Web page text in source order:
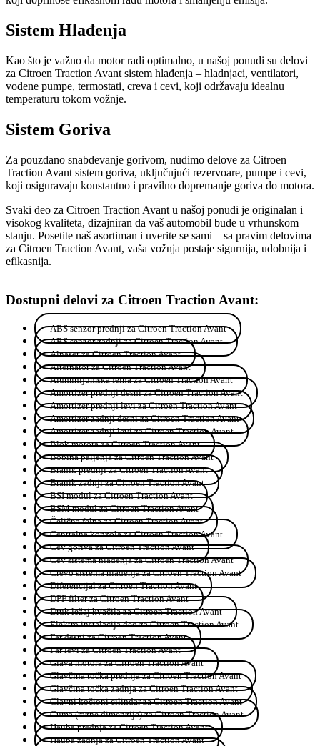
Sistem Hlađenja
Kao što je važno da motor radi optimalno, u našoj ponudi su delovi
za Citroen Traction Avant sistem hlađenja – hladnjaci, ventilatori,
vodene pumpe, termostati, creva i cevi, koji održavaju idealnu
temperaturu tokom vožnje.
Sistem Goriva
Za pouzdano snabdevanje gorivom, nudimo delove za Citroen
Traction Avant sistem goriva, uključujući rezervoare, pumpe i cevi,
koji osiguravaju konstantno i pravilno dopremanje goriva do motora.
Svaki deo za Citroen Traction Avant u našoj ponudi je originalan i
visokog kvaliteta, dizajniran da vaš automobil bude u vrhunskom
stanju. Posetite naš asortiman i uverite se sami – sa pravim delovima
za Citroen Traction Avant, vaša vožnja postaje sigurnija, udobnija i
efikasnija.
Dostupni delovi za Citroen Traction Avant:
ABS senzor prednji za Citroen Traction Avant
ABS senzor zadnji za Citroen Traction Avant
Alnaser za Citroen Traction Avant
Alternator za Citroen Traction Avant
Aluminijumska felna za Citroen Traction Avant
Amortizer prednji desni za Citroen Traction Avant
Amortizer prednji levi za Citroen Traction Avant
Amortizer zadnji desni za Citroen Traction Avant
Amortizer zadnji levi za Citroen Traction Avant
Blok motora za Citroen Traction Avant
Bobina paljenja za Citroen Traction Avant
Branik prednji za Citroen Traction Avant
Branik zadnji za Citroen Traction Avant
BSI modul za Citroen Traction Avant
BSM modul za Citroen Traction Avant
Čelična felna za Citroen Traction Avant
Centralna konzola za Citroen Traction Avant
Cev goriva za Citroen Traction Avant
Cev sistema hlađenja za Citroen Traction Avant
Crevo sistema hlađenja za Citroen Traction Avant
Diferencijal za Citroen Traction Avant
DPF filter za Citroen Traction Avant
Druk ležaj kvačila za Citroen Traction Avant
Elektro instalacija deo za Citroen Traction Avant
Far desni za Citroen Traction Avant
Far levi za Citroen Traction Avant
Glava motora za Citroen Traction Avant
Glavčina točka prednja za Citroen Traction Avant
Glavčina točka zadnja za Citroen Traction Avant
Glavni kočioni cilindar za Citroen Traction Avant
Guma (razne dimenzije) za Citroen Traction Avant
Hauba prednja za Citroen Traction Avant
Hauba zadnja za Citroen Traction Avant